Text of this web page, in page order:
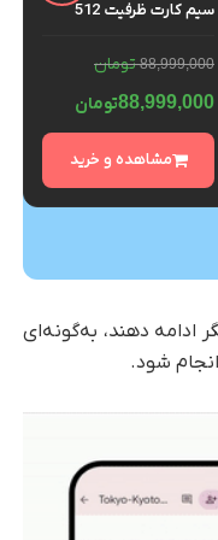
سیم کارت ظرفیت 512
– گلوبال
88,999,000 تومان
88,999,000تومان
مشاهده و خرید
ادامه دهند، به‌گونه‌ای
شود.